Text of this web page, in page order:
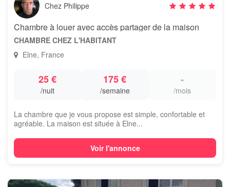
Chez Philippe
Chambre à louer avec accès partager de la maison
CHAMBRE CHEZ L'HABITANT
Elne, France
25 €
/nuit
175 €
/semaine
-
/mois
La chambre que je vous propose est simple, confortable et
agréable. La maison est située à Elne...
Voir l'annonce